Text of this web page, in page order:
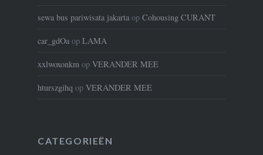
sewa bus pariwisata jakartaop Cohousing CURANT
car_gdOaop LAMA
xxlwoxonkmop VERANDER MEE
hturszgihq op VERANDER MEE
CATEGORIEËN